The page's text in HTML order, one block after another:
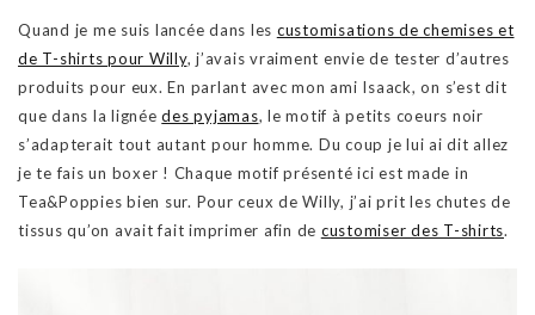
Quand je me suis lancée dans les customisations de chemises et
de T-shirts pour Willy, j’avais vraiment envie de tester d’autres
produits pour eux. En parlant avec mon ami Isaack, on s’est dit
que dans la lignéedes pyjamas, le motif à petits coeurs noir
s’adapterait tout autant pour homme. Du coup je lui ai dit allez
je te fais un boxer ! Chaque motif présenté ici est made in
Tea&Poppies bien sur. Pour ceux de Willy, j’ai prit les chutes de
tissus qu’on avait fait imprimer afin de customiser des T-shirts.